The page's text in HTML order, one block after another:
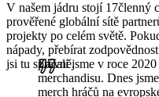
V našem jádru stojí 17členný
prověřené globální sítě
projekty po celém světě.
nápady, přebírat
jsi tu správně.
Začali jsme v roce
merchandisu. Dnes
merch hráčů na